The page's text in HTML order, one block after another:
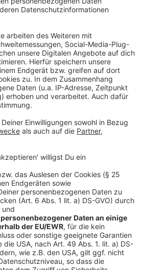
Links zum Thema:
Liga
News & Updates:
|Facebook| WhatsApp-Kanal